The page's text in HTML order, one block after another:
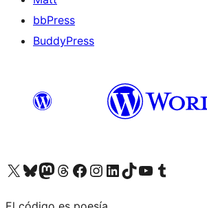
bbPress
BuddyPress
Visit our X (formerly Twitter) account
Visit our Bluesky account
Visita nuestra cuenta de Twitter
Visit our Threads account
Visita nuestra página de Facebook
Visite nuestra cuenta de Instagram
Visit our LinkedIn account
Visit our TikTok account
Visit our YouTube channel
Visit our Tumblr account